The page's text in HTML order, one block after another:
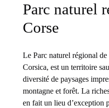
Parc naturel
Corse
Le Parc naturel régional
Corsica, est un territoire
diversité de paysages
montagne et forêt. La
en fait un lieu d’exception